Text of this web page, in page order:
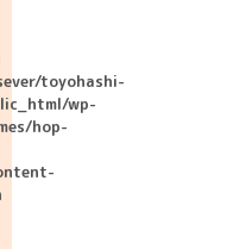
toyohashi-
wp-
hop-